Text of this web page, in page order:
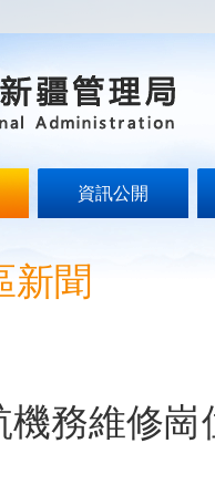
資訊公開
新聞
務維修崗